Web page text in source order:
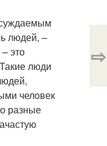
людей, –
это
люди
человек
разные
⇨